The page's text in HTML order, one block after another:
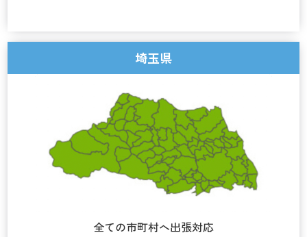
埼玉県
全ての市町村へ出張対応